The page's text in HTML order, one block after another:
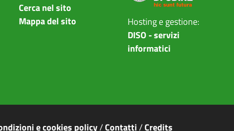
Cerca nel sito
Mappa del sito
Hosting e gestione:
DISO - servizi
informatici
e cookies policy/Contatti/Credits